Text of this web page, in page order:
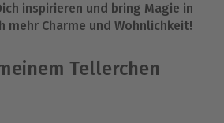
inspirieren und bring Magie in
mehr Charme und Wohnlichkeit!
Tellerchen